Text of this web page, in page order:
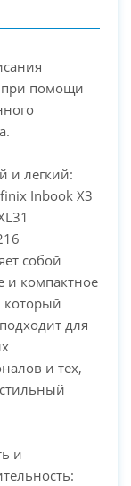
при помощи
и легкий:
Inbook X3
собой
и компактное
который
для
и тех,
и